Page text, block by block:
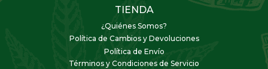
TIENDA
¿Quiénes Somos?
Política de Cambios y Devoluciones
Política de Envío
Términos y Condiciones de Servicio